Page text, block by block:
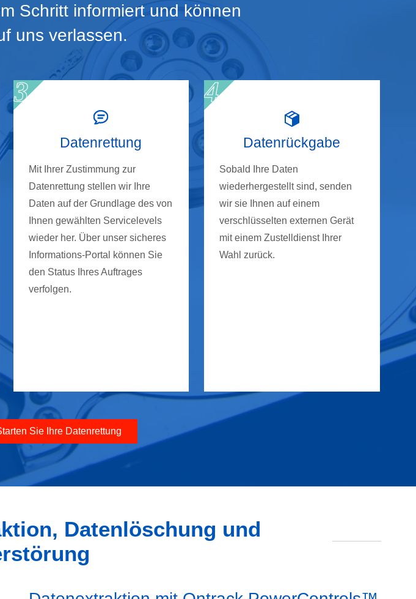
Schritt informiert und können
uns verlassen.
Datenrettung
Mit Ihrer Zustimmung zur
Datenrettung stellen wir Ihre
Daten auf der Grundlage des von
Ihnen gewählten Servicelevels
wieder her. Über unser sicheres
Informations-Portal können Sie
den Status Ihres Auftrages
verfolgen.
Datenrückgabe
Sobald Ihre Daten
wiederhergestellt sind, senden
wir sie Ihnen auf einem
verschlüsselten externen Gerät
mit einem Zustelldienst Ihrer
Wahl zurück.
Sie Ihre Datenrettung
Datenlöschung und